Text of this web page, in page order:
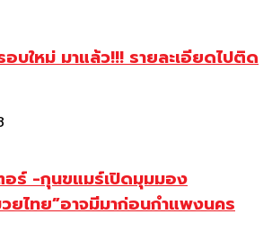
บใหม่ มาแล้ว!!! รายละเอียดไปติด
อร์ -กุนขแมร์เปิดมุมมอง
ยไทย”อาจมีมาก่อนกำแพงนคร